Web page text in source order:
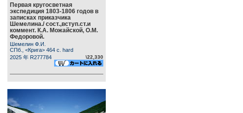
Первая кругосветная
экспедиция 1803-1806 годов в
записках приказчика
Шемелина./ сост.,вступ.ст.и
коммент. К.А. Можайской, О.М.
Федоровой.
Шемелин Ф.И.
СПб., <Крига> 464 c. hard
2025 年 R277784
\22,330